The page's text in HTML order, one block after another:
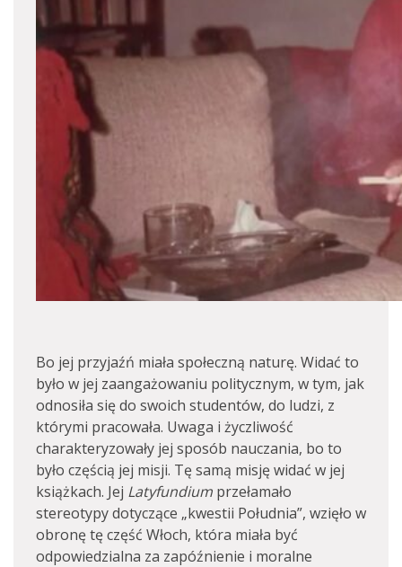
Bo jej przyjaźń miała społeczną naturę. Widać to
było w jej zaangażowaniu politycznym, w tym, jak
odnosiła się do swoich studentów, do ludzi, z
którymi pracowała. Uwaga i życzliwość
charakteryzowały jej sposób nauczania, bo to
było częścią jej misji. Tę samą misję widać w jej
książkach. Jej Latyfundium przełamało
stereotypy dotyczące „kwestii Południa”, wzięło w
obronę tę część Włoch, która miała być
odpowiedzialna za zapóźnienie i moralne